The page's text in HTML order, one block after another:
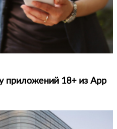
приложений 18+ из App